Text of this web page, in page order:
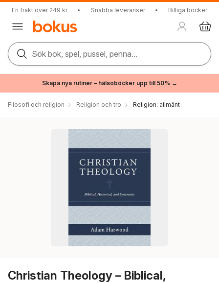
Fri frakt över 249 kr • Snabba leveranser • Billiga böcker
Sök bok, spel, pussel, penna...
Skapa nya rutiner – hälsoböcker upp till 50% →
Filosofi och religion Religion och tro Religion: allmänt
Christian Theology – Biblical,